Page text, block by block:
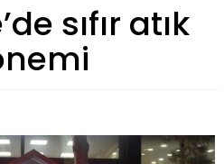
sıfır atık